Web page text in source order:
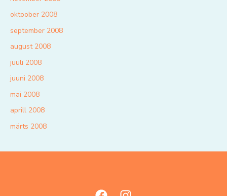
oktoober 2008
september 2008
august 2008
juuli 2008
juuni 2008
mai 2008
aprill 2008
märts 2008